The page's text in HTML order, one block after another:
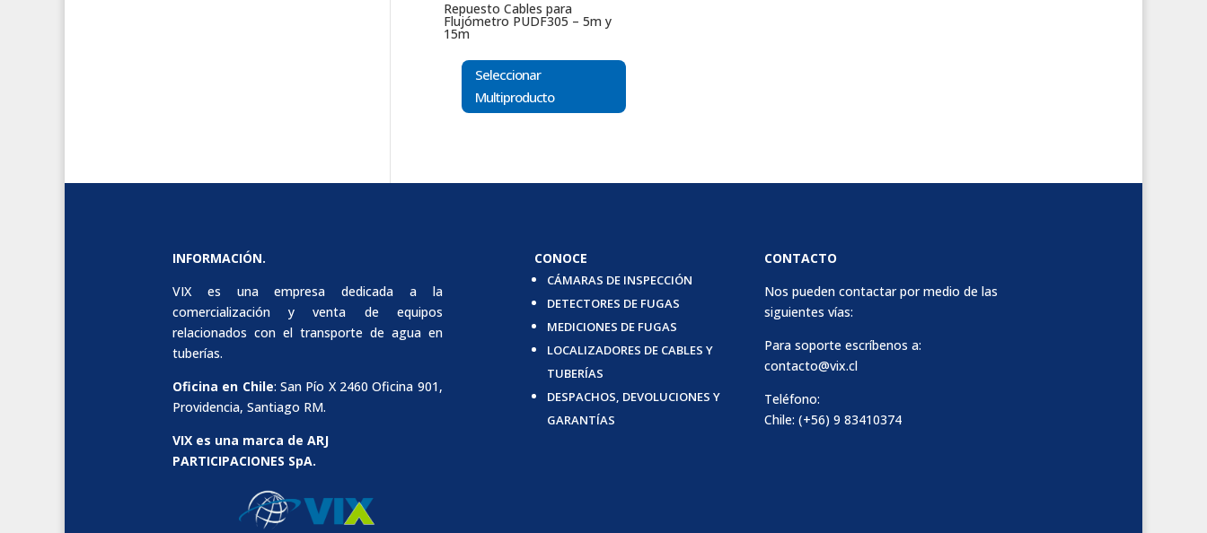
Repuesto Cables para
Flujómetro PUDF305 – 5m y
15m
Seleccionar
Multiproducto
INFORMACIÓN.
VIX es una empresa dedicada a la
comercialización y venta de equipos
relacionados con el transporte de agua en
tuberías.
Oficina en Chile: San Pío X 2460 Oficina 901,
Providencia, Santiago RM.
VIX es una marca de ARJ
PARTICIPACIONES SpA.
CONOCE
CÁMARAS DE INSPECCIÓN
DETECTORES DE FUGAS
MEDICIONES DE FUGAS
LOCALIZADORES DE CABLES Y
TUBERÍAS
DESPACHOS, DEVOLUCIONES Y
GARANTÍAS
CONTACTO
Nos pueden contactar por medio de las
siguientes vías:
Para soporte escríbenos a:
contacto@vix.cl
Teléfono:
Chile: (+56) 9 83410374